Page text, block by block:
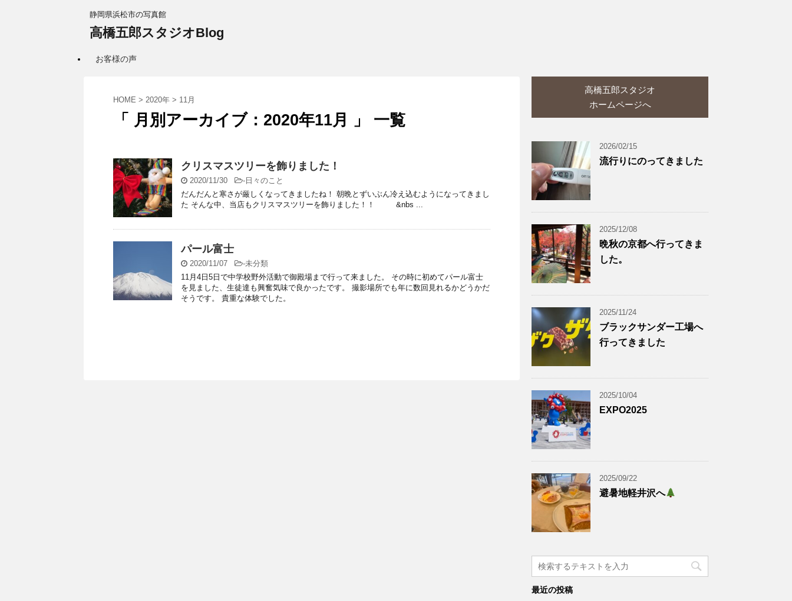
静岡県浜松市の写真館
高橋五郎スタジオBlog
お客様の声
HOME > 2020年 > 11月
「 月別アーカイブ：2020年11月 」 一覧
クリスマスツリーを飾りました！
2020/11/30 - 日々のこと
だんだんと寒さが厳しくなってきましたね！ 朝晩とずいぶん冷え込むようになってきまし
た そんな中、当店もクリスマスツリーを飾りました！！ &nbs ...
パール富士
2020/11/07 -未分類
11月4日5日で中学校野外活動で御殿場まで行って来ました。 その時に初めてパール富士
を見ました、生徒達も興奮気味で良かったです。 撮影場所でも年に数回見れるかどうかだ
そうです。 貴重な体験でした。
高橋五郎スタジオ
ホームページへ
2026/02/15
流行りにのってきました
2025/12/08
晩秋の京都へ行ってきま
した。
2025/11/24
ブラックサンダー工場へ
行ってきました
2025/10/04
EXPO2025
2025/09/22
避暑地軽井沢へ
最近の投稿